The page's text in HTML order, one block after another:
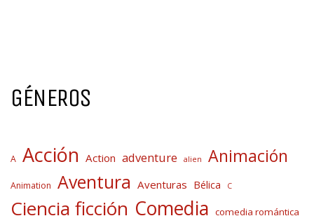
GÉNEROS
A Acción Action adventure alien Animación
Animation Aventura Aventuras Bélica C
Ciencia ficción Comedia comedia romántica